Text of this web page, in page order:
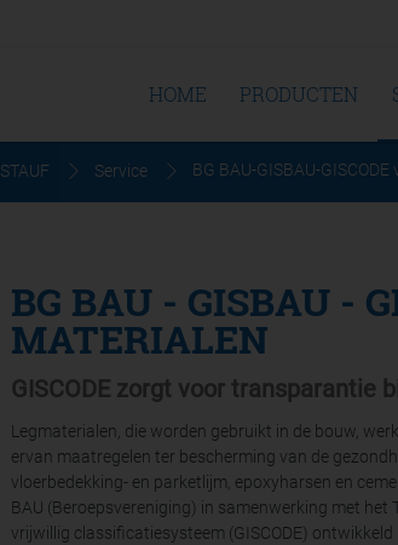
HOME PRODUCTEN
STAUF Service BG BAU-GISBAU-
BG BAU - GISBAU -
MATERIALEN
GISCODE zorgt voor transparantie
Legmaterialen, die worden gebruikt in de bouw,
ervan maatregelen ter bescherming van de
vloerbedekking- en parketlijm, epoxyharsen en
BAU (Beroepsvereniging) in samenwerking met het
vrijwillig classificatiesysteem (GISCODE)